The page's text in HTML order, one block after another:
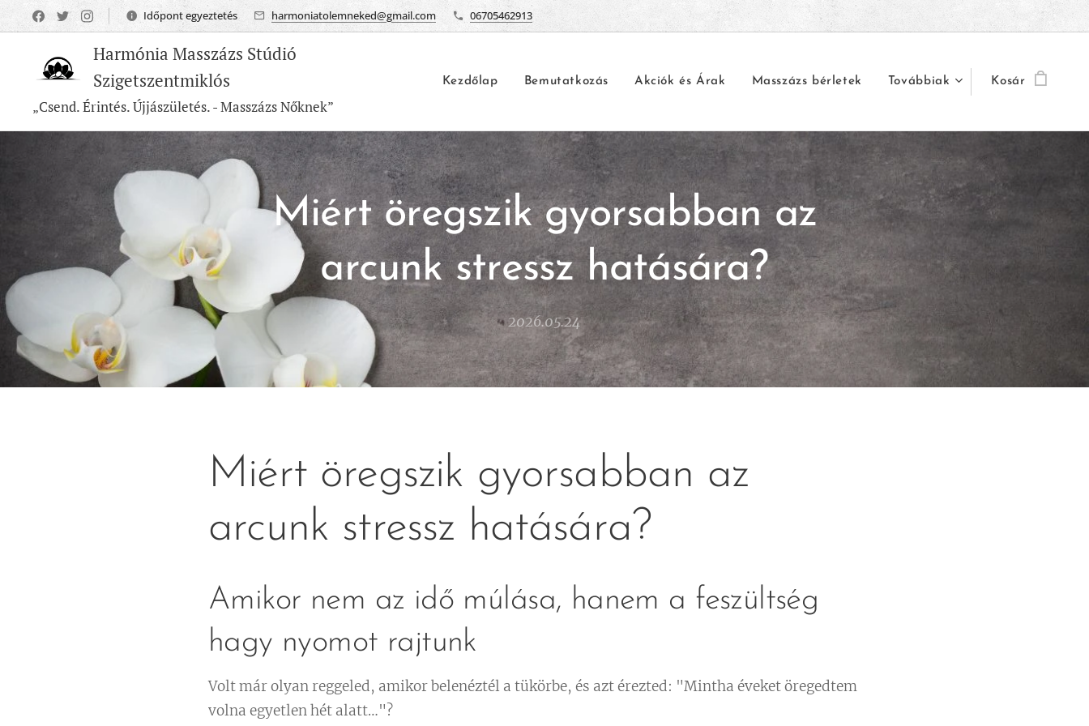
Időpont egyeztetés harmoniatolemneked@gmail.com 06705462913
Harmónia Masszázs Stúdió
Szigetszentmiklós
„Csend. Érintés. Újjászületés. - Masszázs Nőknek”
Kezdőlap Bemutatkozás Akciók és Árak Masszázs bérletek Továbbiak Kosár
Miért öregszik gyorsabban az
arcunk stressz hatására?
2026.05.24
Miért öregszik gyorsabban az
arcunk stressz hatására?
Amikor nem az idő múlása, hanem a feszültség
hagy nyomot rajtunk
Volt már olyan reggeled, amikor belenéztél a tükörbe, és azt érezted: "Mintha éveket öregedtem
volna egyetlen hét alatt…"?